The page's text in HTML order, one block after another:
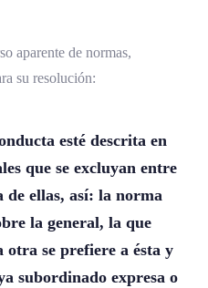
aparente de normas,
su resolución:
esté descrita en
que se excluyan entre
de ellas, así: la norma
la general, la que
otra se prefiere a ésta y
subordinado expresa o